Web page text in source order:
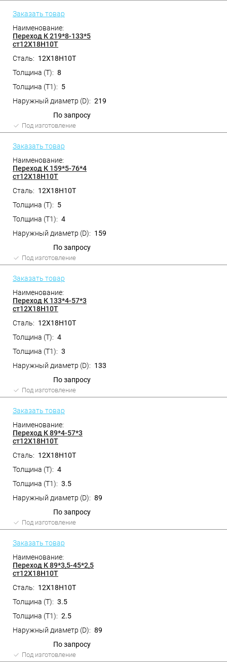
Заказать товар
Переход К 219*8-133*5
ст12Х18Н10Т
12Х18Н10Т
8
5
219
По запросу
Под изготовление
Заказать товар
Переход К 159*5-76*4
ст12Х18Н10Т
12Х18Н10Т
5
4
159
По запросу
Под изготовление
Заказать товар
Переход К 133*4-57*3
ст12Х18Н10Т
12Х18Н10Т
4
3
133
По запросу
Под изготовление
Заказать товар
Переход К 89*4-57*3
ст12Х18Н10Т
12Х18Н10Т
4
3.5
89
По запросу
Под изготовление
Заказать товар
Переход К 89*3,5-45*2,5
ст12Х18Н10Т
12Х18Н10Т
3.5
2.5
89
По запросу
Под изготовление